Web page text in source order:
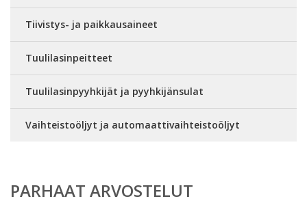
Tiivistys- ja paikkausaineet
Tuulilasinpeitteet
Tuulilasinpyyhkijät ja pyyhkijänsulat
Vaihteistoöljyt ja automaattivaihteistoöljyt
PARHAAT ARVOSTELUT